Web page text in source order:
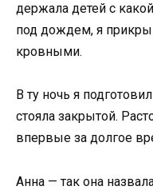
держала детей с
под дождем, я
кровными.
В ту ночь я
стояла закрытой.
впервые за долгое
Анна — так она